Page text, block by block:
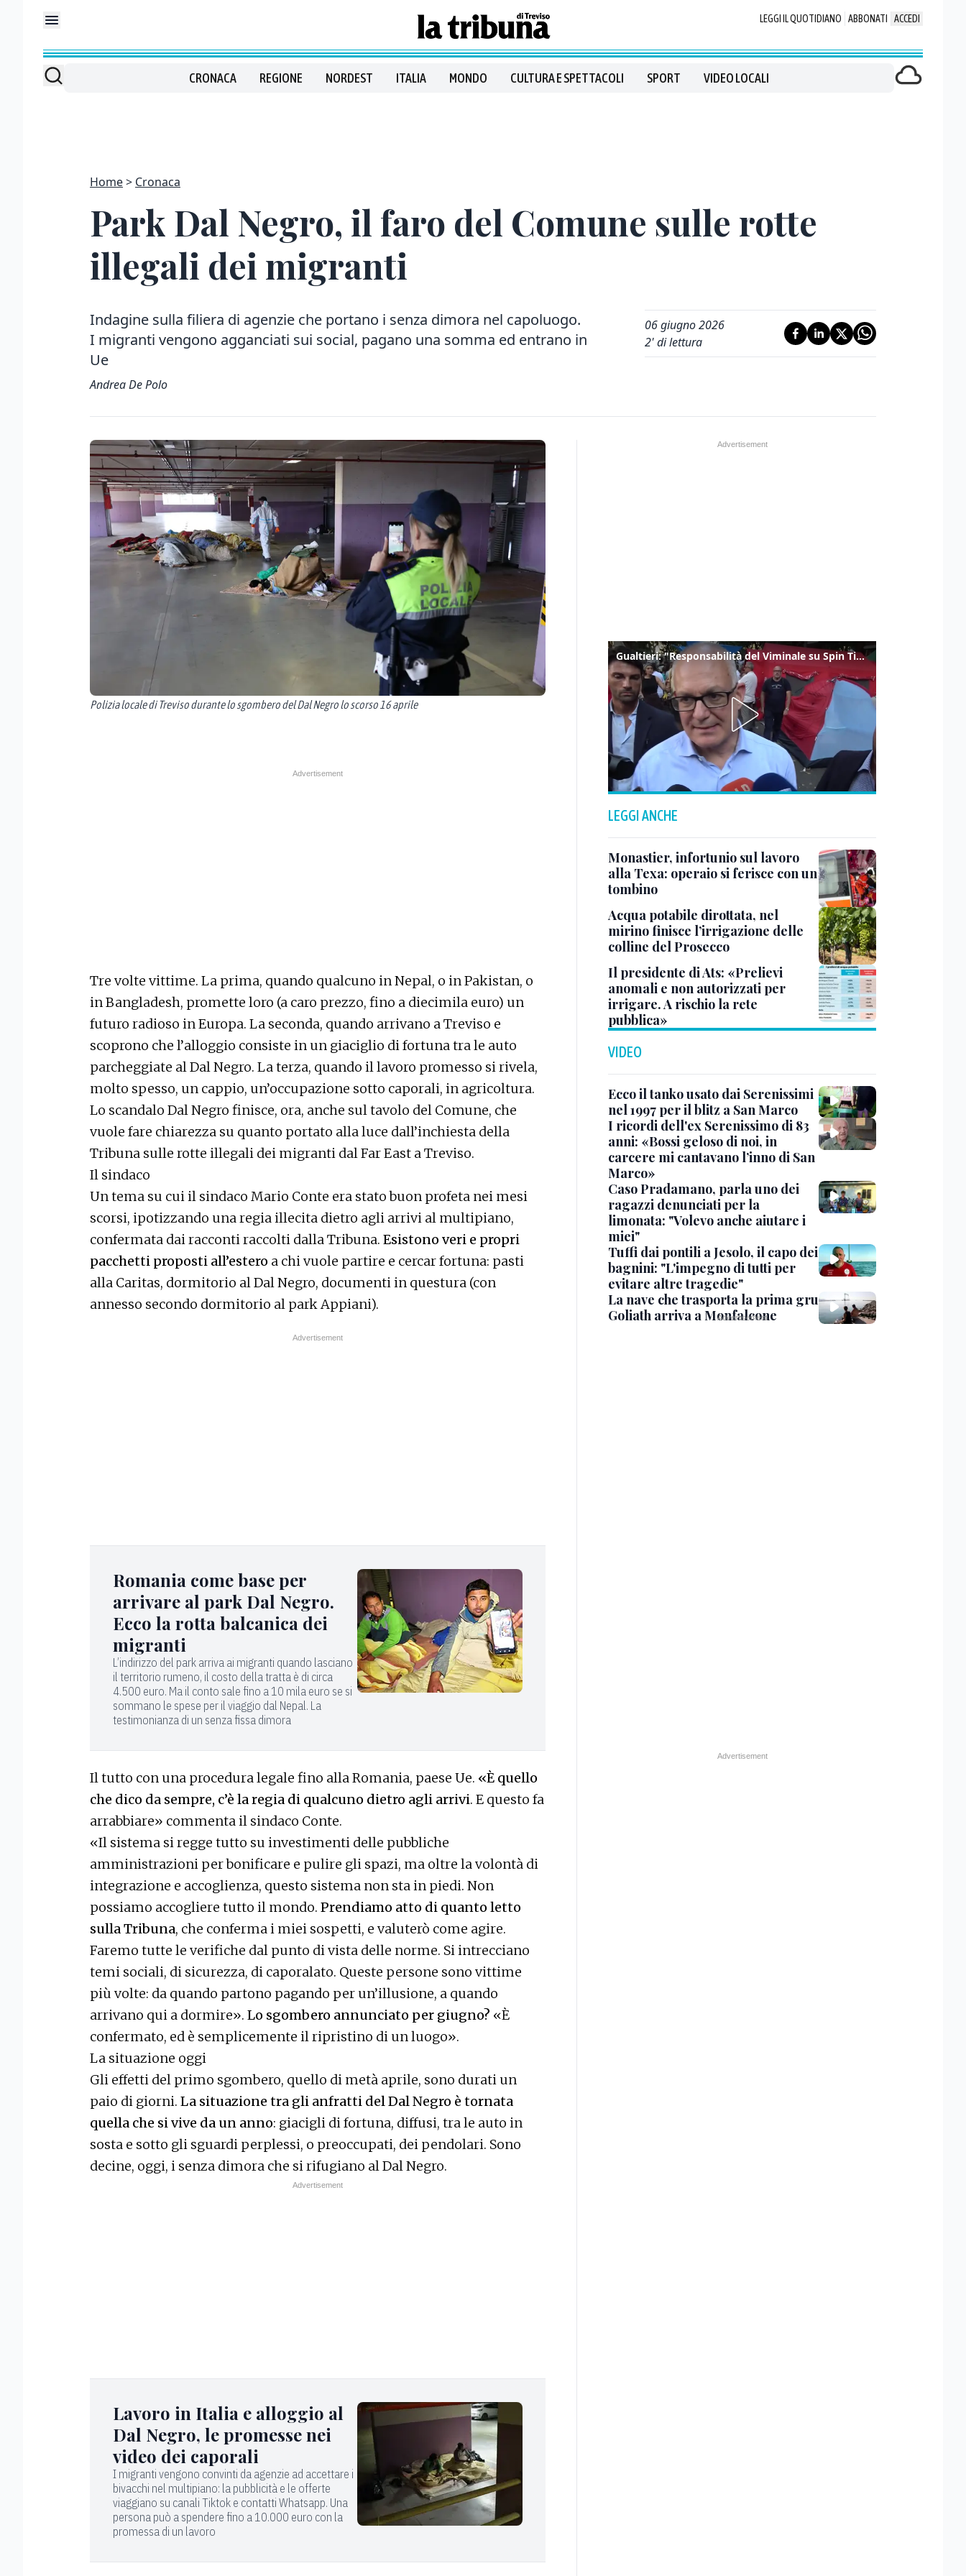
LEGGI IL QUOTIDIANO ABBONATI ACCEDI
CRONACA REGIONE NORDEST ITALIA MONDO CULTURA E SPETTACOLI SPORT VIDEO LOCALI
Home Cronaca
Park Dal Negro, il faro del Comune sulle rotte
illegali dei migranti
Indagine sulla filiera di agenzie che portano i senza dimora nel capoluogo.
I migranti vengono agganciati sui social, pagano una somma ed entrano in
Ue
Andrea De Polo
06 giugno 2026
2' di lettura
Polizia locale di Treviso durante lo sgombero del Dal Negro lo scorso 16 aprile
Tre volte vittime. La prima, quando qualcuno in Nepal, o in Pakistan, o
in Bangladesh, promette loro (a caro prezzo, fino a diecimila euro) un
futuro radioso in Europa. La seconda, quando arrivano a Treviso e
scoprono che l’alloggio consiste in un giaciglio di fortuna tra le auto
parcheggiate al Dal Negro. La terza, quando il lavoro promesso si rivela,
molto spesso, un cappio, un’occupazione sotto caporali, in agricoltura.
Lo scandalo Dal Negro finisce, ora, anche sul tavolo del Comune, che
vuole fare chiarezza su quanto portato alla luce dall’inchiesta della
Tribuna sulle rotte illegali dei migranti dal Far East a Treviso.
Il sindaco
Un tema su cui il sindaco Mario Conte era stato buon profeta nei mesi
scorsi, ipotizzando una regia illecita dietro agli arrivi al multipiano,
confermata dai racconti raccolti dalla Tribuna. Esistono veri e propri
pacchetti proposti all’estero a chi vuole partire e cercar fortuna: pasti
alla Caritas, dormitorio al Dal Negro, documenti in questura (con
annesso secondo dormitorio al park Appiani).
Romania come base per
arrivare al park Dal Negro.
Ecco la rotta balcanica dei
migranti
L’indirizzo del park arriva ai migranti quando lasciano
il territorio rumeno, il costo della tratta è di circa
4.500 euro. Ma il conto sale fino a 10 mila euro se si
sommano le spese per il viaggio dal Nepal. La
testimonianza di un senza fissa dimora
Il tutto con una procedura legale fino alla Romania, paese Ue. «È quello
che dico da sempre, c’è la regia di qualcuno dietro agli arrivi. E questo fa
arrabbiare» commenta il sindaco Conte.
«Il sistema si regge tutto su investimenti delle pubbliche
amministrazioni per bonificare e pulire gli spazi, ma oltre la volontà di
integrazione e accoglienza, questo sistema non sta in piedi. Non
possiamo accogliere tutto il mondo. Prendiamo atto di quanto letto
sulla Tribuna, che conferma i miei sospetti, e valuterò come agire.
Faremo tutte le verifiche dal punto di vista delle norme. Si intrecciano
temi sociali, di sicurezza, di caporalato. Queste persone sono vittime
più volte: da quando partono pagando per un’illusione, a quando
arrivano qui a dormire». Lo sgombero annunciato per giugno? «È
confermato, ed è semplicemente il ripristino di un luogo».
La situazione oggi
Gli effetti del primo sgombero, quello di metà aprile, sono durati un
paio di giorni. La situazione tra gli anfratti del Dal Negro è tornata
quella che si vive da un anno: giacigli di fortuna, diffusi, tra le auto in
sosta e sotto gli sguardi perplessi, o preoccupati, dei pendolari. Sono
decine, oggi, i senza dimora che si rifugiano al Dal Negro.
Lavoro in Italia e alloggio al
Dal Negro, le promesse nei
video dei caporali
I migranti vengono convinti da agenzie ad accettare i
bivacchi nel multipiano: la pubblicità e le offerte
viaggiano su canali Tiktok e contatti Whatsapp. Una
persona può a spendere fino a 10.000 euro con la
promessa di un lavoro
Gualtieri: "Responsabilità del Viminale su Spin Time? La posizione dei partiti è nota"
LEGGI ANCHE
Monastier, infortunio sul lavoro
alla Texa: operaio si ferisce con un
tombino
Acqua potabile dirottata, nel
mirino finisce l’irrigazione delle
colline del Prosecco
Il presidente di Ats: «Prelievi
anomali e non autorizzati per
irrigare. A rischio la rete
pubblica»
VIDEO
Ecco il tanko usato dai Serenissimi
nel 1997 per il blitz a San Marco
I ricordi dell'ex Serenissimo di 83
anni: «Bossi geloso di noi, in
carcere mi cantavano l’inno di San
Marco»
Caso Pradamano, parla uno dei
ragazzi denunciati per la
limonata: "Volevo anche aiutare i
miei"
Tuffi dai pontili a Jesolo, il capo dei
bagnini: "L'impegno di tutti per
evitare altre tragedie"
La nave che trasporta la prima gru
Goliath arriva a Monfalcone